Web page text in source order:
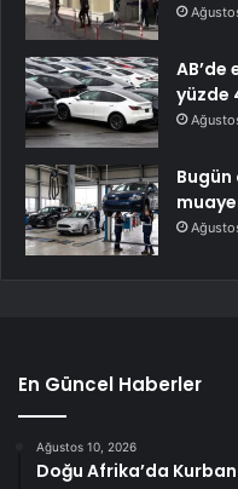
yüzde
En Güncel Haberler
Ağustos 10, 2026
Doğu Afrika’da